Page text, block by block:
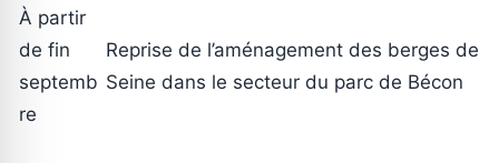
À partir
de fin
septemb
re
Reprise de l’aménagement des berges de
Seine dans le secteur du parc de Bécon